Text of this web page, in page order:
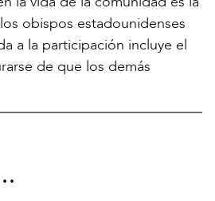
obispos estadounidenses
a la participación incluye el
de que los demás